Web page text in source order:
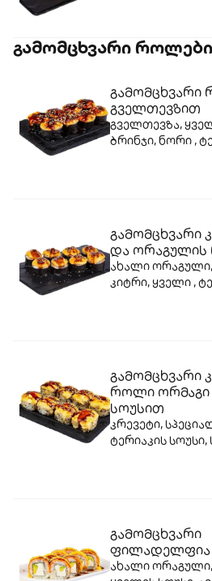
გამომცხვარი როლები
გველთევზით
გველთევზა,
ბრინჯი, ნორი ,
გამომცხვარი
და
ახალი ორაგული,
კიტრი, ყველი ,
გამომცხვარი
როლი ორმაგი
სოუსით
კრევეტი,
ტერიაკის სოუსი,
გამომცხვარი
ფილადელფია
ახალი